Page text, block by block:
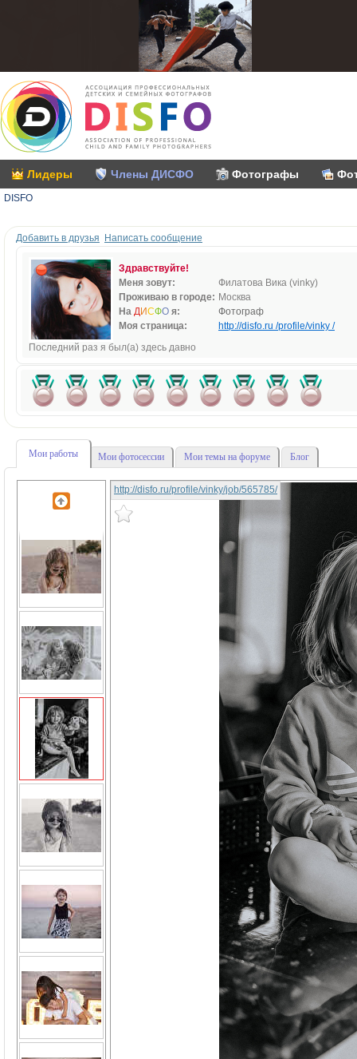
Лидеры Члены ДИСФО Фотографы
DISFO
Добавить в друзья Написать сообщение
Здравствуйте!
Меня зовут:
Филатова Вика (vinky)
Проживаю в городе: Москва
На ДИСФО я:
Фотограф
Моя страница:
http://disfo.ru /profile/vinky /
Последний раз я был(а) здесь давно
Мои работы Мои фотосессии Мои темы на форуме Блог
http://disfo.ru/profile/vinky/job/565785/